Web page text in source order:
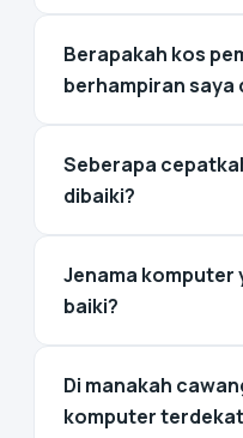
Berapakah kos
berhampiran saya
Seberapa
dibaiki?
Jenama komputer
baiki?
Di manakah
komputer